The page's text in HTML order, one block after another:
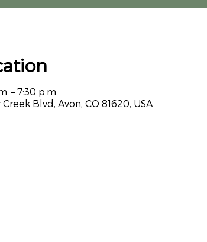
– 7:30 p.m.
Blvd, Avon, CO 81620, USA